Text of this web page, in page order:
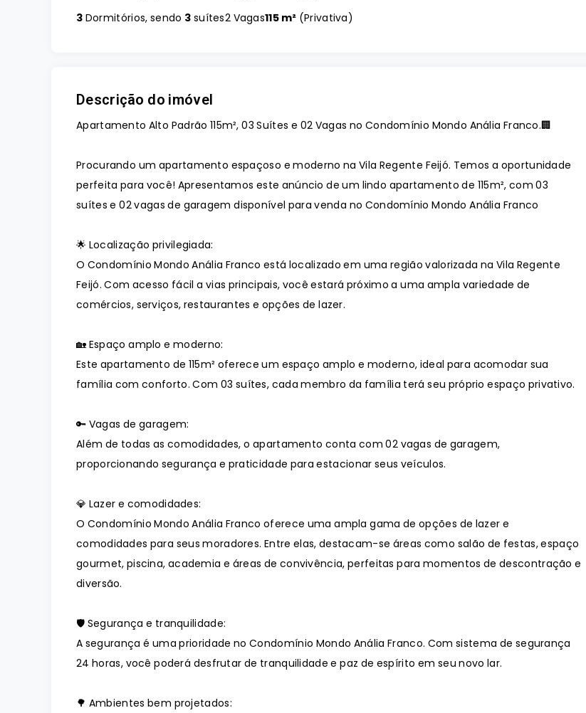
3 Dormitórios, sendo 3 suítes2 Vagas115 m² (Privativa)
Descrição do imóvel
Apartamento Alto Padrão 115m², 03 Suítes e 02 Vagas no Condomínio Mondo Anália Franco.🏢
Procurando um apartamento espaçoso e moderno na Vila Regente Feijó. Temos a oportunidade
perfeita para você! Apresentamos este anúncio de um lindo apartamento de 115m², com 03
suítes e 02 vagas de garagem disponível para venda no Condomínio Mondo Anália Franco
🌟 Localização privilegiada:
O Condomínio Mondo Anália Franco está localizado em uma região valorizada na Vila Regente
Feijó. Com acesso fácil a vias principais, você estará próximo a uma ampla variedade de
comércios, serviços, restaurantes e opções de lazer.
🏡 Espaço amplo e moderno:
Este apartamento de 115m² oferece um espaço amplo e moderno, ideal para acomodar sua
família com conforto. Com 03 suítes, cada membro da família terá seu próprio espaço privativo.
🔑 Vagas de garagem:
Além de todas as comodidades, o apartamento conta com 02 vagas de garagem,
proporcionando segurança e praticidade para estacionar seus veículos.
💎 Lazer e comodidades:
O Condomínio Mondo Anália Franco oferece uma ampla gama de opções de lazer e
comodidades para seus moradores. Entre elas, destacam-se áreas como salão de festas, espaço
gourmet, piscina, academia e áreas de convivência, perfeitas para momentos de descontração e
diversão.
🛡️ Segurança e tranquilidade:
A segurança é uma prioridade no Condomínio Mondo Anália Franco. Com sistema de segurança
24 horas, você poderá desfrutar de tranquilidade e paz de espírito em seu novo lar.
🌳 Ambientes bem projetados: